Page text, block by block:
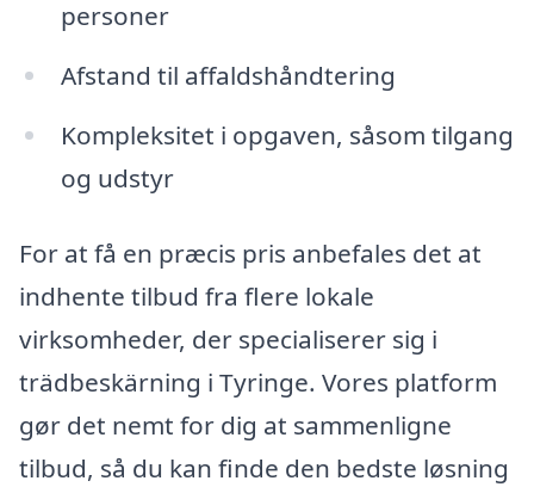
personer
Afstand til affaldshåndtering
Kompleksitet i opgaven, såsom tilgang
og udstyr
For at få en præcis pris anbefales det at
indhente tilbud fra flere lokale
virksomheder, der specialiserer sig i
trädbeskärning i Tyringe. Vores platform
gør det nemt for dig at sammenligne
tilbud, så du kan finde den bedste løsning